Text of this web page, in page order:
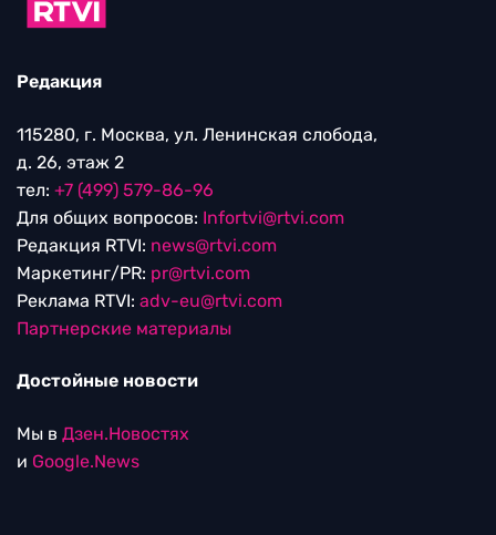
Редакция
115280, г. Москва, ул. Ленинская слобода,
д. 26, этаж 2
тел: +7 (499) 579-86-96
Для общих вопросов: Infortvi@rtvi.com
Редакция RTVI: news@rtvi.com
Маркетинг/PR: pr@rtvi.com
Реклама RTVI: adv-eu@rtvi.com
Партнерские материалы
Достойные новости
Мы в Дзен.Новостях
и Google.News